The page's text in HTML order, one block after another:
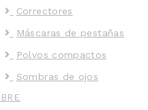
Correctores
Máscaras de pestañas
Polvos compactos
Sombras de ojos